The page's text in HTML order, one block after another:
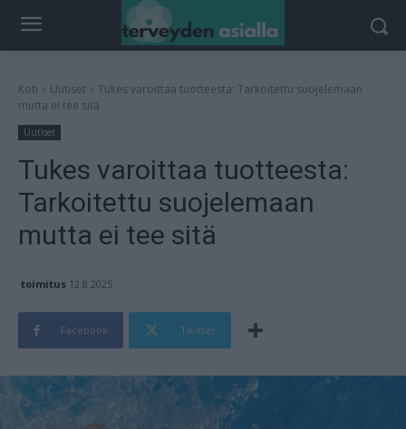
Koti Uutiset
Tukes varoittaa tuotteesta: Tarkoitettu suojelemaan
mutta ei tee sitä
Uutiset
Tukes varoittaa tuotteesta:
Tarkoitettu suojelemaan
mutta ei tee sitä
toimitus 12.8.2025
Facebook Twitter